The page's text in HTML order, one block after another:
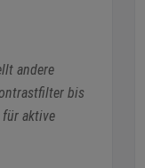
andere
bis
für aktive